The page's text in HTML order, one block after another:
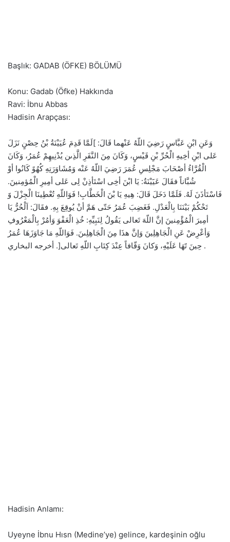
Başlık: GADAB (ÖFKE) BÖLÜMÜ
Konu: Gadab (Öfke) Hakkında
Ravi: İbnu Abbas
Hadisin Arapçası:
وَعَنِ ابْنِ عَبَّاسٍ رَضِيَ اللّهُ عَنْهما قَالَ: ]لَمَّا قَدِمَ عُيَيْنَةُ بْنُ حِصْنٍ نَزَلَ
عَلى ابْنِ أخِيهِ الْحُرِّ بْنِ قَيْسٍ، وَكَانَ مِنَ النَّفَرِ الَّذِىن يُدْنِيهِمْ عُمَرُ، وَكَانَ
الْقُرَّاءُ أصْحَابَ مَجْلِسِ عُمَرَ رَضِيَ اللّهُ عَنْه وَمُشَاوَرَتِهِ كُهُوً كَانُوا أوْ
شُبَّاناً فقَالَ عَيََيْنَةُ: يَا ابْنَ أخِى اسْتَأذِنْ لِى عَلى أمِيرِ الْمُؤمِنينَ.
فَاسْتَأذَنَ لَهُ. فَلَمَّا دَخَلَ قَالَ: هِيهِ يَا بْنَ الْخَطَّابِ! فَوَاللّهِ تُعْطِينَا الْجِزْلَ وََ
تَحْكُمْ بَيْنَنَا بِالْعَدْلِ. فَغَضِبَ عُمَرُ حَتّى هَمَّ أنْ يُوقِعَ بِهِ. فقَالَ: اَلْحُرُّ يَا
أمِيرَ الْمُؤْمِنينَ إنَّ اللّهَ تَعالى يَقُولُ لِنَبِيِّهِ: خُذِ الْعَفْوَ وَأمُرْ بِالْمَعْرُوفِ
وَأعْرِضْ عَنِ الْجَاهِلِينَ وَإنَّ هذَا مِنَ الْجَاهِلِىنَ. فَوَاللّهِ مَا جَاوَزَهَا عُمَرُ
حِينَ تََهَا عَلَيْهِ، وَكانَ وَقّافاً عِنْدَ كِتَابِ اللّهِ تَعالى[. أخرجه البخاري .
Hadisin Anlamı:
Uyeyne İbnu Hısn (Medine’ye) gelince, kardeşinin oğlu